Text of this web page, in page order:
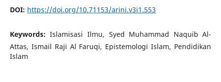
DOI: https://doi.org/10.71153/arini.v3i1.553
Keywords:Islamisasi Ilmu, Syed Muhammad Naquib Al-
Attas, Ismail Raji Al Faruqi, Epistemologi Islam, Pendidikan
Islam